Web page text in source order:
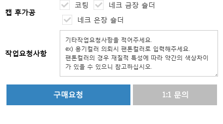
캡 후가공
코팅
네크 금장 숄더
네크 은장 숄더
작업요청사항
1:1 문의